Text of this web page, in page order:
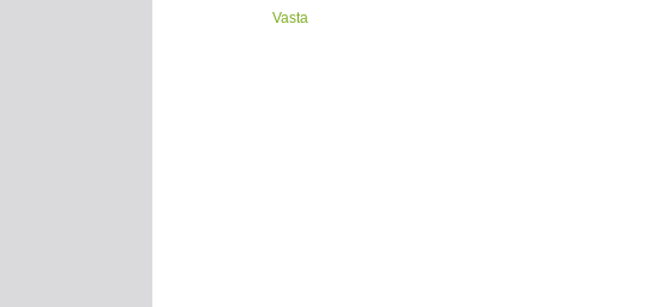
Vasta